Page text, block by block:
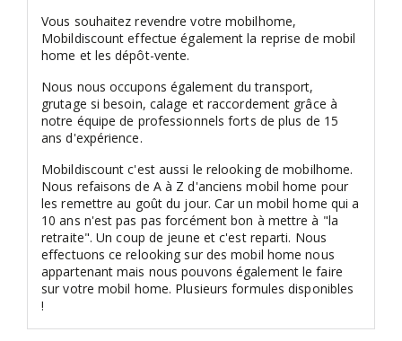
Vous souhaitez revendre votre mobilhome,
Mobildiscount effectue également la reprise de mobil
home et les dépôt-vente.
Nous nous occupons également du transport,
grutage si besoin, calage et raccordement grâce à
notre équipe de professionnels forts de plus de 15
ans d'expérience.
Mobildiscount c'est aussi le relooking de mobilhome.
Nous refaisons de A à Z d'anciens mobil home pour
les remettre au goût du jour. Car un mobil home qui a
10 ans n'est pas pas forcément bon à mettre à "la
retraite". Un coup de jeune et c'est reparti. Nous
effectuons ce relooking sur des mobil home nous
appartenant mais nous pouvons également le faire
sur votre mobil home. Plusieurs formules disponibles
!